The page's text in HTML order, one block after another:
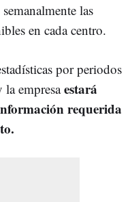
las
en cada centro.
por periodos
la empresaestará
requerida